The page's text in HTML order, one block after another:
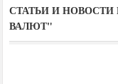
СТАТЬИ И НОВОСТИ
ВАЛЮТ"